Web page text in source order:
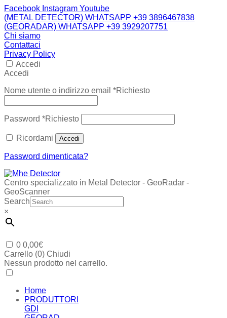
Facebook Instagram Youtube
(METAL DETECTOR) WHATSAPP +39 3896467838
(GEORADAR) WHATSAPP +39 3929207751
Chi siamo
Contattaci
Privacy Policy
Accedi
Accedi
Nome utente o indirizzo email *Richiesto
Password *Richiesto
Ricordami Accedi
Password dimenticata?
Centro specializzato in Metal Detector - GeoRadar -
GeoScanner
Search
×
0 0,00€
Carrello (0) Chiudi
Nessun prodotto nel carrello.
Home
PRODUTTORI
GDI